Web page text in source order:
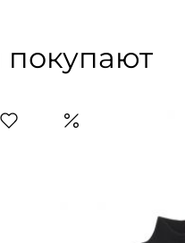
покупают